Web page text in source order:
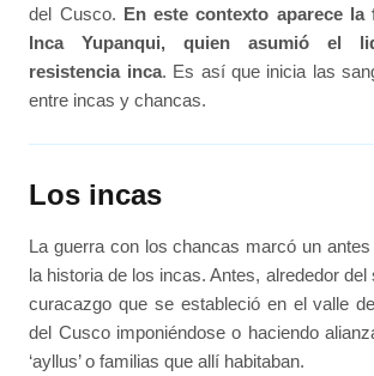
del Cusco. En este contexto aparece la
Inca Yupanqui, quien asumió el
resistencia inca. Es así que inicia las
entre incas y chancas.
Los incas
La guerra con los chancas marcó un
la historia de los incas. Antes, alrededor del
curacazgo que se estableció en el valle
del Cusco imponiéndose o haciendo
‘ayllus’ o familias que allí habitaban.